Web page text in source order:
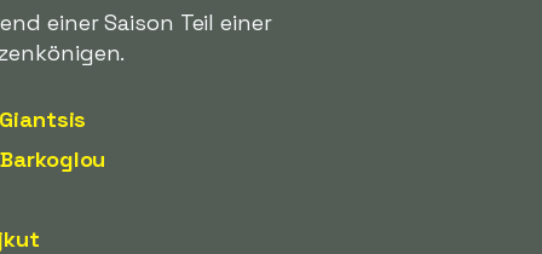
einer Saison Teil einer